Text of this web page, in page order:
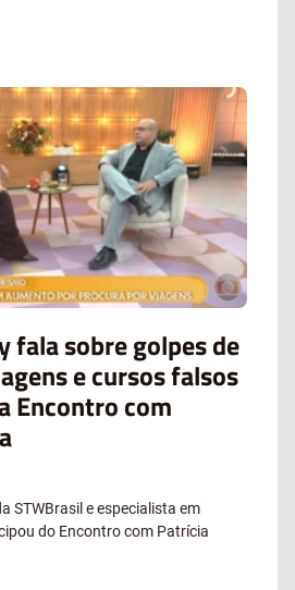
fala sobre golpes de
e cursos falsos
Encontro com
STWBrasil e especialista em
do Encontro com Patrícia